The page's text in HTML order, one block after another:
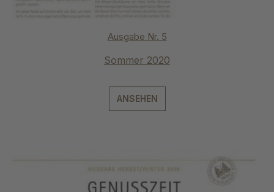
Ausgabe Nr. 5
Sommer 2020
ANSEHEN